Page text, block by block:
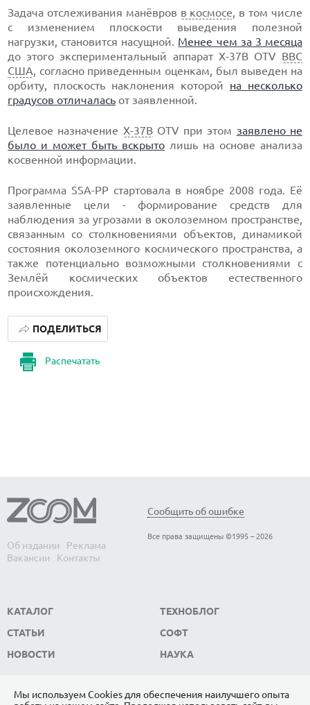
Задача отслеживания манёвров в космосе, в том числе
с изменением плоскости выведения полезной
нагрузки, становится насущной. Менее чем за 3 месяца
до этого экспериментальный аппарат X-37B OTV ВВС
США, согласно приведенным оценкам, был выведен на
орбиту, плоскость наклонения которой на несколько
градусов отличалась от заявленной.
Целевое назначение X-37BOTV при этом заявлено не
было и может быть вскрыто лишь на основе анализа
косвенной информации.
Программа SSA-PP стартовала в ноябре 2008 года. Её
заявленные цели - формирование средств для
наблюдения за угрозами в околоземном пространстве,
связанным со столкновениями объектов, динамикой
состояния околоземного космического пространства, а
также потенциально возможными столкновениями с
Землёй космических объектов естественного
происхождения.
Распечатать
ПОДЕЛИТЬСЯ
Об издании
Реклама
Вакансии
Контакты
Сообщить об ошибке
Все права защищены ©1995 – 2026
КАТАЛОГ
СТАТЬИ
НОВОСТИ
ТЕХНОБЛОГ
СОФТ
НАУКА
Мы используем Сookies для обеспечения наилучшего опыта